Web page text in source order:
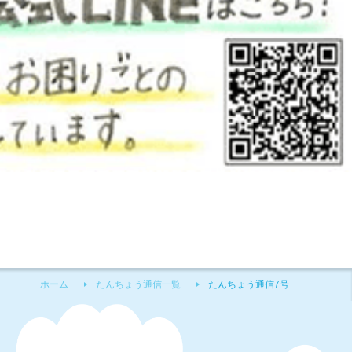
ホーム たんちょう通信一覧 たんちょう通信7号